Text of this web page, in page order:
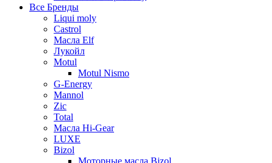
Все Бренды
Liqui moly
Castrol
Масла Elf
Лукойл
Motul
Motul Nismo
G-Energy
Mannol
Zic
Total
Масла Hi-Gear
LUXE
Bizol
Моторные масла Bizol